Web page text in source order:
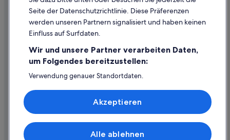
Hilfe
Flug stornieren
Rückerstattungsdauer
Expedia-Gutschein einlösen
Internationale Reisedokumente
© 2026 Expedia, Inc., ein Unternehmen der Expedia Group. Alle Rechte
Seite der Datenschutzrichtlinie. Diese Präferenzen
werden unseren Partnern signalisiert und haben keinen
Einfluss auf Surfdaten.
Wir und unsere Partner verarbeiten Daten,
um Folgendes bereitzustellen:
Verwendung genauer Standortdaten.
Speichern von oder Zugriff auf Informationen auf einem
Endgerät. Personalisierte Werbung und Inhalte, Messung
von Werbeleistung und der Performance von Inhalten,
Alle ablehnen
Akzeptieren